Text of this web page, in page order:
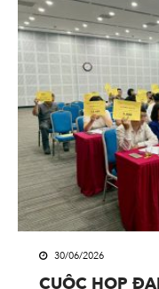
30/06/2026
CUỘC HỌP